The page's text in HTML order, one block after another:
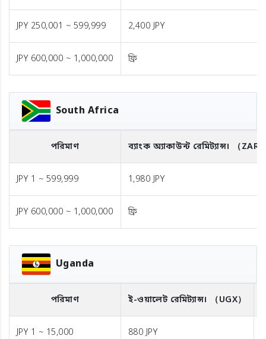
JPY 250,001 ~ 599,999 2,400 JPY
JPY 600,000 ~ 1,000,000 ফ্রি
South Africa
পরিমাণ ব্যাংক অ্যাকাউন্ট রেমিট্যান্স। （ZAR
JPY 1 ~ 599,999 1,980 JPY
JPY 600,000 ~ 1,000,000 ফ্রি
Uganda
পরিমাণ ই-ওয়ালেট রেমিট্যান্স। （UGX）
JPY 1 ~ 15,000
880 JPY